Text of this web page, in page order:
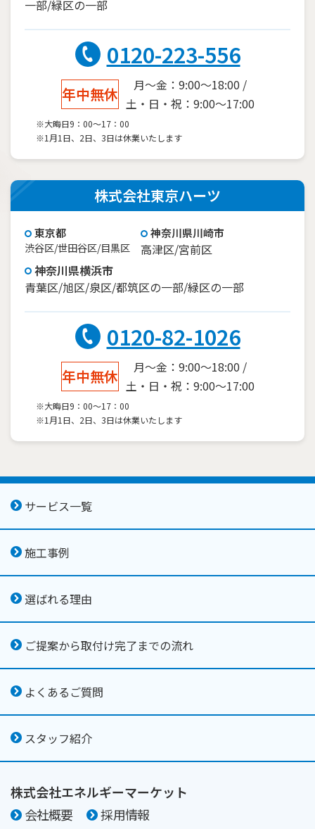
一部/緑区の一部
0120-223-556
年中無休
月～金：9:00～18:00 /
土・日・祝：9:00～17:00
※大晦日9：00～17：00
※1月1日、2日、3日は休業いたします
株式会社東京ハーツ
東京都
渋谷区/世田谷区/目黒区
神奈川県川崎市
高津区/宮前区
神奈川県横浜市
青葉区/旭区/泉区/都筑区の一部/緑区の一部
0120-82-1026
年中無休
月～金：9:00～18:00 /
土・日・祝：9:00～17:00
※大晦日9：00～17：00
※1月1日、2日、3日は休業いたします
サービス一覧
施工事例
選ばれる理由
ご提案から取付け完了までの流れ
よくあるご質問
スタッフ紹介
株式会社エネルギーマーケット
会社概要
採用情報